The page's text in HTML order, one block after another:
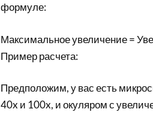
формуле:
Максимальное увеличение =
Пример расчета:
Предположим, у вас есть
40x и 100x, и окуляром с